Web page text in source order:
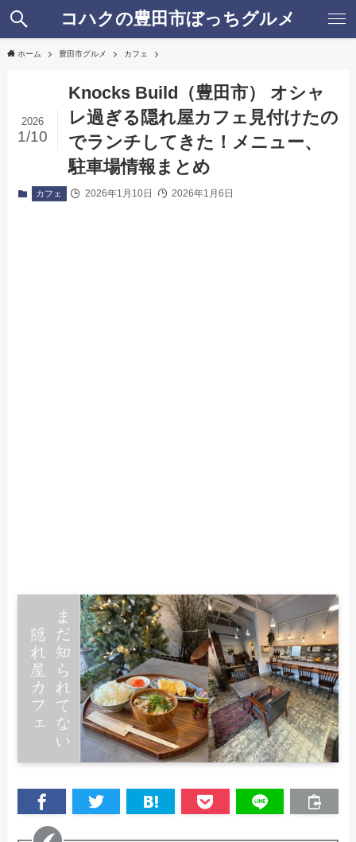
コハクの豊田市ぼっちグルメ
ホーム 豊田市グルメ カフェ
Knocks Build（豊田市） オシャ
レ過ぎる隠れ屋カフェ見付けたの
でランチしてきた！メニュー、
駐車場情報まとめ
2026
1/10
カフェ 2026年1月10日 2026年1月6日